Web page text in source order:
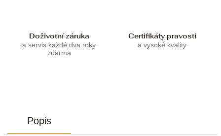
Doživotní záruka
a servis každé dva roky
zdarma
Certifikáty pravosti
a vysoké kvality
Popis